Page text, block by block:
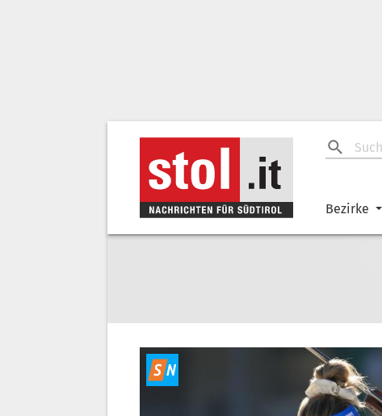
Bezirke